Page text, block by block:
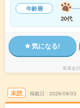
年齢層
20代
気になる!
派遣会社
未読 掲載日 2026/08/03